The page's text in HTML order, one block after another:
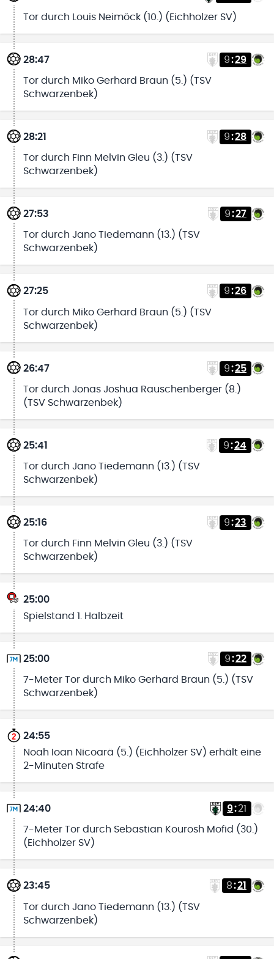
Tor durch Louis Neimöck (10.) (Eichholzer SV)
28:47 9:29
Tor durch Miko Gerhard Braun (5.) (TSV
Schwarzenbek)
28:21 9:28
Tor durch Finn Melvin Gleu (3.) (TSV
Schwarzenbek)
27:53 9:27
Tor durch Jano Tiedemann (13.) (TSV
Schwarzenbek)
27:25 9:26
Tor durch Miko Gerhard Braun (5.) (TSV
Schwarzenbek)
26:47 9:25
Tor durch Jonas Joshua Rauschenberger (8.)
(TSV Schwarzenbek)
25:41 9:24
Tor durch Jano Tiedemann (13.) (TSV
Schwarzenbek)
25:16 9:23
Tor durch Finn Melvin Gleu (3.) (TSV
Schwarzenbek)
25:00
Spielstand 1. Halbzeit
25:00 9:22
7-Meter Tor durch Miko Gerhard Braun (5.) (TSV
Schwarzenbek)
24:55
Noah Ioan Nicoarä (5.) (Eichholzer SV) erhält eine
2-Minuten Strafe
24:40 9:21
7-Meter Tor durch Sebastian Kourosh Mofid (30.)
(Eichholzer SV)
23:45 8:21
Tor durch Jano Tiedemann (13.) (TSV
Schwarzenbek)